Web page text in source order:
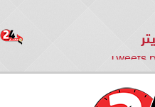
Tweets